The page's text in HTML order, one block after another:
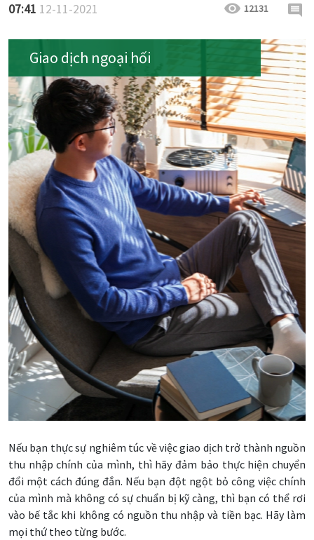
07:41 12-11-2021 12131
Giao dịch ngoại hối
Nếu bạn thực sự nghiêm túc về việc giao dịch trở thành nguồn
thu nhập chính của mình, thì hãy đảm bảo thực hiện chuyển
đổi một cách đúng đắn. Nếu bạn đột ngột bỏ công việc chính
của mình mà không có sự chuẩn bị kỹ càng, thì bạn có thể rơi
vào bế tắc khi không có nguồn thu nhập và tiền bạc. Hãy làm
mọi thứ theo từng bước.